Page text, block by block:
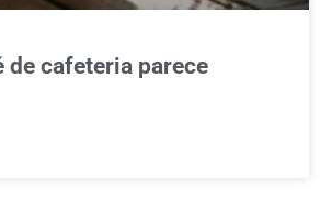
de cafeteria parece